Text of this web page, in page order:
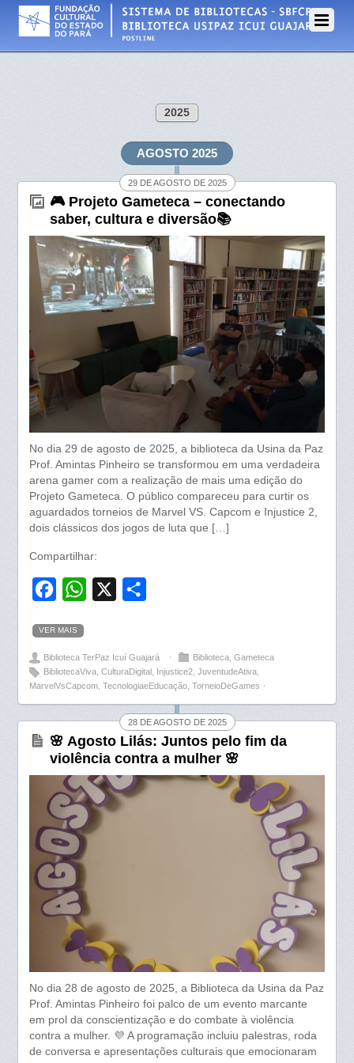
2025
AGOSTO 2025
29 DE AGOSTO DE 2025
🎮 Projeto Gameteca – conectando
saber, cultura e diversão📚
No dia 29 de agosto de 2025, a biblioteca da Usina da Paz
Prof. Amintas Pinheiro se transformou em uma verdadeira
arena gamer com a realização de mais uma edição do
Projeto Gameteca. O público compareceu para curtir os
aguardados torneios de Marvel VS. Capcom e Injustice 2,
dois clássicos dos jogos de luta que […]
Compartilhar:
c
e
b
o
k
W
t
s
A
p
r
e
VER MAIS
Biblioteca TerPaz Icuí Guajará ⋅ Biblioteca,Gameteca
BibliotecaViva,CulturaDigital , Injustice2,JuventudeAtiva,
MarvelVsCapcom,TecnologiaeEducação,TorneioDeGames ⋅
28 DE AGOSTO DE 2025
🌸 Agosto Lilás: Juntos pelo fim da
violência contra a mulher 🌸
No dia 28 de agosto de 2025, a Biblioteca da Usina da Paz
Prof. Amintas Pinheiro foi palco de um evento marcante
em prol da conscientização e do combate à violência
contra a mulher. 💜 A programação incluiu palestras, roda
de conversa e apresentações culturais que emocionaram